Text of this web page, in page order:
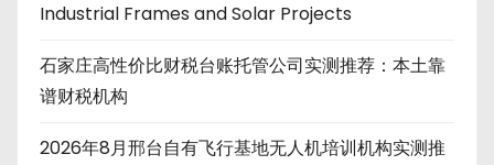
Industrial Frames and Solar Projects
石家庄高性价比财税台账托管公司实测推荐：本土靠
谱财税机构
2026年8月邢台自有飞行基地无人机培训机构实测推